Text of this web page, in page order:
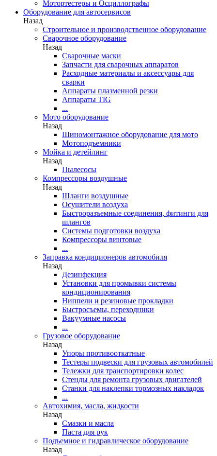
Мотортестеры и Осциллографы
Оборудование для автосервисов
Назад
Строительное и производственное оборудование
Сварочное оборудование
Назад
Сварочные маски
Запчасти для сварочных аппаратов
Расходные материалы и аксессуары для
сварки
Аппараты плазменной резки
Аппараты TIG
...
Мото оборудование
Назад
Шиномонтажное оборудование для мото
Мотоподъемники
Мойка и детейлинг
Назад
Пылесосы
Компрессоры воздушные
Назад
Шланги воздушные
Осушители воздуха
Быстроразъемные соединения, фитинги для
шлангов
Системы подготовки воздуха
Компрессоры винтовые
...
Заправка кондиционеров автомобиля
Назад
Дезинфекция
Установки для промывки системы
кондиционирования
Ниппели и резиновые прокладки
Быстросъемы, переходники
Вакуумные насосы
...
Грузовое оборудование
Назад
Упоры противооткатные
Тестеры подвески для грузовых автомобилей
Тележки для транспортировки колес
Стенды для ремонта грузовых двигателей
Станки для наклепки тормозных накладок
...
Автохимия, масла, жидкости
Назад
Смазки и масла
Паста для рук
Подъемное и гидравлическое оборудование
Назад